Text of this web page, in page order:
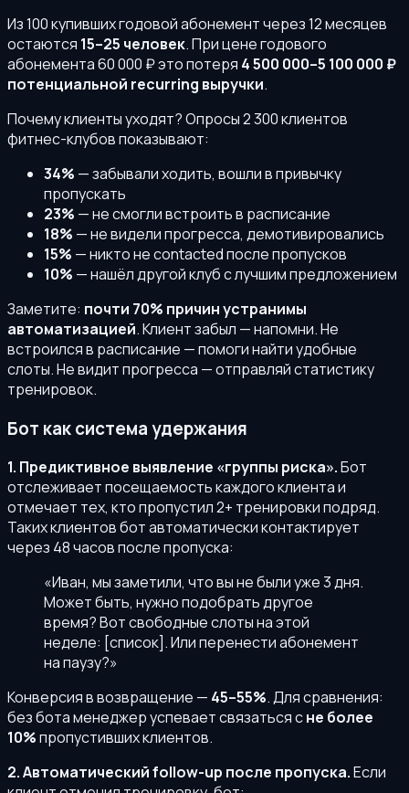
Из 100 купивших годовой абонемент через 12 месяцев
остаются 15–25 человек. При цене годового
абонемента 60 000 ₽ это потеря 4 500 000–5 100 000 ₽
потенциальной recurring выручки.
Почему клиенты уходят? Опросы 2 300 клиентов
фитнес-клубов показывают:
34% — забывали ходить, вошли в привычку
пропускать
23% — не смогли встроить в расписание
18% — не видели прогресса, демотивировались
15% — никто не contacted после пропусков
10% — нашёл другой клуб с лучшим предложением
Заметите: почти 70% причин устранимы
автоматизацией. Клиент забыл — напомни. Не
встроился в расписание — помоги найти удобные
слоты. Не видит прогресса — отправляй статистику
тренировок.
Бот как система удержания
1. Предиктивное выявление «группы риска».Бот
отслеживает посещаемость каждого клиента и
отмечает тех, кто пропустил 2+ тренировки подряд.
Таких клиентов бот автоматически контактирует
через 48 часов после пропуска:
«Иван, мы заметили, что вы не были уже 3 дня.
Может быть, нужно подобрать другое
время? Вот свободные слоты на этой
неделе: [список]. Или перенести абонемент
на паузу?»
Конверсия в возвращение — 45–55%. Для сравнения:
без бота менеджер успевает связаться сне более
10%пропустивших клиентов.
2. Автоматический follow-up после пропуска.Если